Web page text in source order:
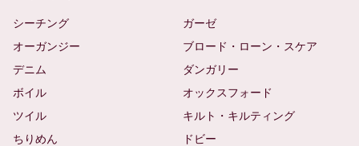
シーチング
ガーゼ
オーガンジー
ブロード・ローン・スケア
デニム
ダンガリー
ボイル
オックスフォード
ツイル
キルト・キルティング
ちりめん
ドビー